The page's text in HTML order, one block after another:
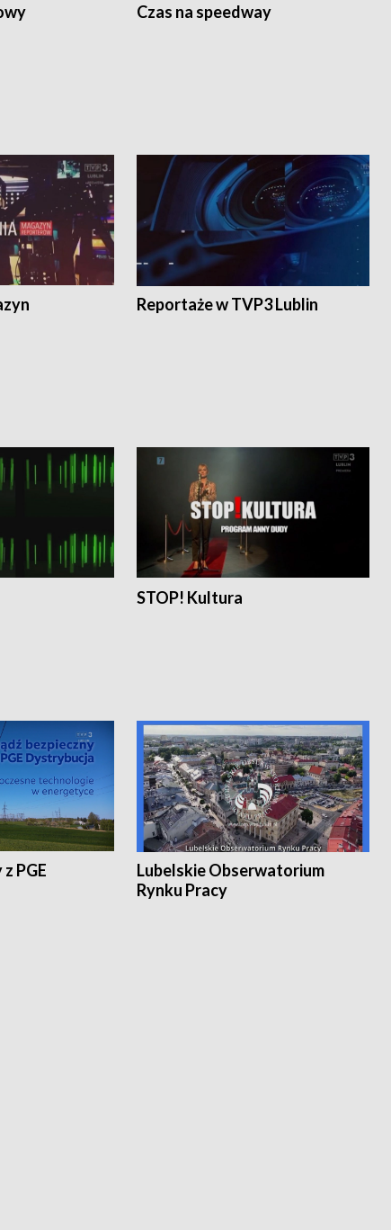
Czas na speedway
Reportaże w TVP3 Lublin
STOP! Kultura
PGE
Lubelskie Obserwatorium
Rynku Pracy